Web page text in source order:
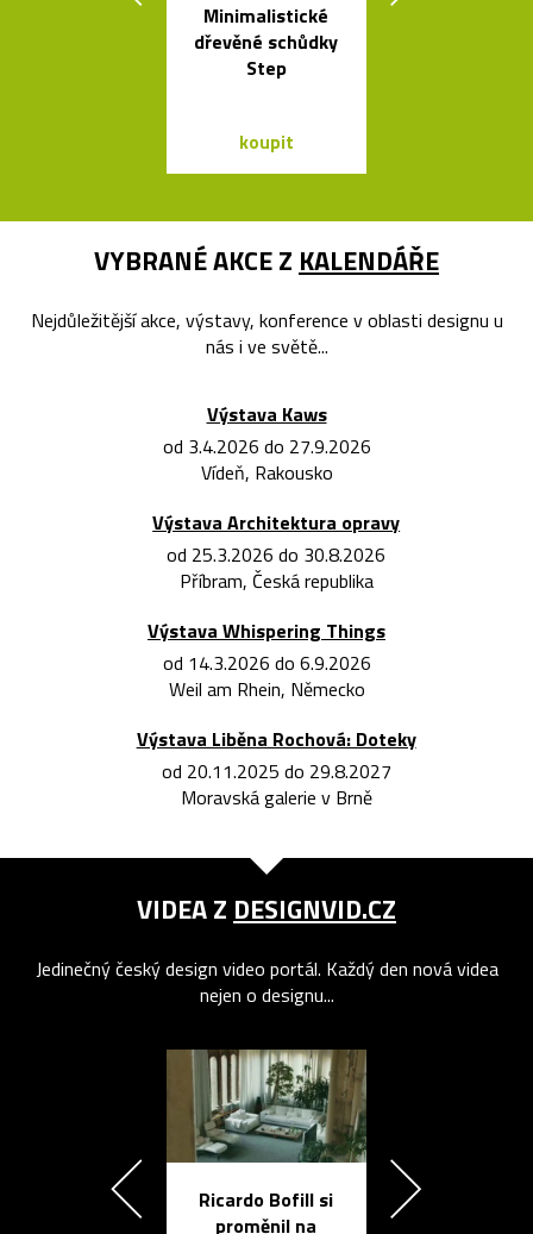
Minimalistické
dřevěné schůdky
Step
koupit
VYBRANÉ AKCE Z KALENDÁŘE
Nejdůležitější akce, výstavy, konference v oblasti designu u
nás i ve světě...
Výstava Kaws
od 3.4.2026 do 27.9.2026
Vídeň, Rakousko
Výstava Architektura opravy
od 25.3.2026 do 30.8.2026
Příbram, Česká republika
Výstava Whispering Things
od 14.3.2026 do 6.9.2026
Weil am Rhein, Německo
Výstava Liběna Rochová: Doteky
od 20.11.2025 do 29.8.2027
Moravská galerie v Brně
VIDEA Z DESIGNVID.CZ
Jedinečný český design video portál. Každý den nová videa
nejen o designu...
Ricardo Bofill si
proměnil na